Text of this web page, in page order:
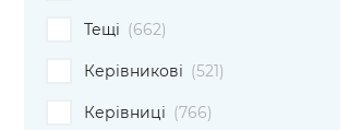
Тещі (662)
Керівникові (521)
Керівниці (766)